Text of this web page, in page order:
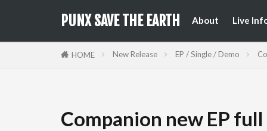
PUNX SAVE THE EARTH About Live
HOME New Release EP / Single / Demo
Companion new EP